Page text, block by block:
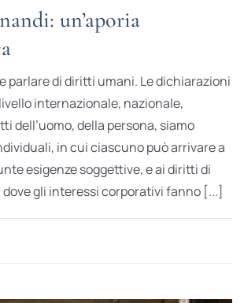
un’aporia
parlare di diritti umani. Le dichiarazioni
internazionale, nazionale,
dell’uomo, della persona, siamo
in cui ciascuno può arrivare a
esigenze soggettive, e ai diritti di
gli interessi corporativi fanno [...]